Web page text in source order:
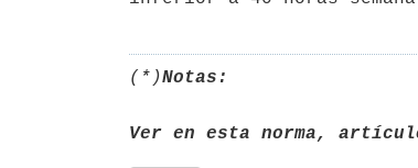
(*)Notas:
Ver en esta norma,